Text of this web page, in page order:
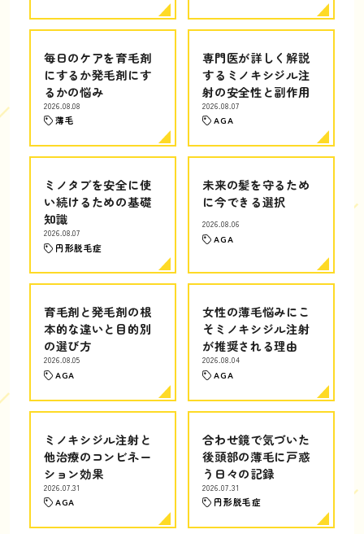
毎日のケアを育毛剤
にするか発毛剤にす
るかの悩み
2026.08.08
薄毛
専門医が詳しく解説
するミノキシジル注
射の安全性と副作用
2026.08.07
AGA
ミノタブを安全に使
い続けるための基礎
知識
2026.08.07
円形脱毛症
未来の髪を守るため
に今できる選択
2026.08.06
AGA
育毛剤と発毛剤の根
本的な違いと目的別
の選び方
2026.08.05
AGA
女性の薄毛悩みにこ
そミノキシジル注射
が推奨される理由
2026.08.04
AGA
ミノキシジル注射と
他治療のコンビネー
ション効果
2026.07.31
AGA
合わせ鏡で気づいた
後頭部の薄毛に戸惑
う日々の記録
2026.07.31
円形脱毛症